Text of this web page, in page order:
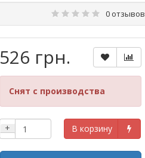
0 отзывов
526 грн.
Снят с производства
+ В корзину